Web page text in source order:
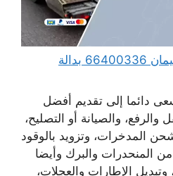
ونش كرين سطحة ام الهيمان 66400336 بدالة
دائما إلى تقديم أفضل
والصيانة أو التصليح،
المدخرات، وتزويد بالوقود
المنحدرات والبرك وأيضا
وتبديل الإطارات والعجلات،